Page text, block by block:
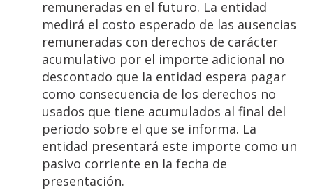
remuneradas en el futuro. La entidad
medirá el costo esperado de las ausencias
remuneradas con derechos de carácter
acumulativo por el importe adicional no
descontado que la entidad espera pagar
como consecuencia de los derechos no
usados que tiene acumulados al final del
periodo sobre el que se informa. La
entidad presentará este importe como un
pasivo corriente en la fecha de
presentación.